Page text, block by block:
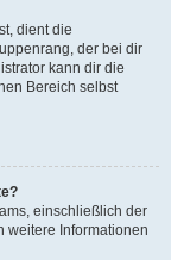
dient die
der bei dir
kann dir die
Bereich selbst
einschließlich der
weitere Informationen